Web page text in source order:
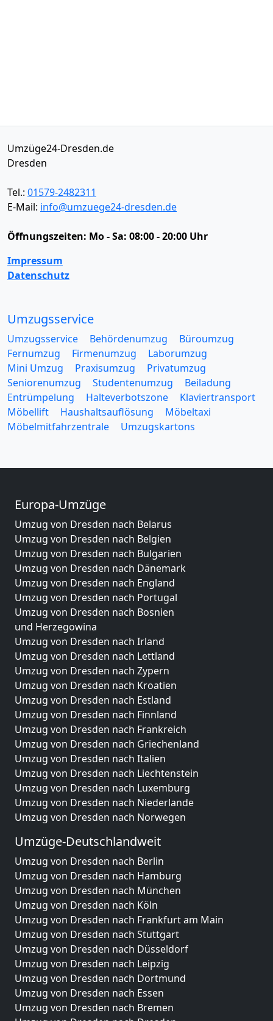
Umzüge24-Dresden.de
Dresden
Tel.: 01579-2482311
E-Mail: info@umzuege24-dresden.de
Öffnungszeiten: Mo - Sa: 08:00 - 20:00 Uhr
Impressum
Datenschutz
Umzugsservice
Umzugsservice Behördenumzug
Büroumzug
Fernumzug
Firmenumzug
Laborumzug
Mini Umzug
Praxisumzug
Privatumzug
Seniorenumzug
Studentenumzug
Beiladung
Entrümpelung
Halteverbotszone
Klaviertransport
Möbellift
Haushaltsauflösung
Möbeltaxi
Möbelmitfahrzentrale
Umzugskartons
Europa-Umzüge
Umzug von Dresden nach Belarus
Umzug von Dresden nach Belgien
Umzug von Dresden nach Bulgarien
Umzug von Dresden nach Dänemark
Umzug von Dresden nach England
Umzug von Dresden nach Portugal
Umzug von Dresden nach Bosnien
und Herzegowina
Umzug von Dresden nach Irland
Umzug von Dresden nach Lettland
Umzug von Dresden nach Zypern
Umzug von Dresden nach Kroatien
Umzug von Dresden nach Estland
Umzug von Dresden nach Finnland
Umzug von Dresden nach Frankreich
Umzug von Dresden nach Griechenland
Umzug von Dresden nach Italien
Umzug von Dresden nach Liechtenstein
Umzug von Dresden nach Luxemburg
Umzug von Dresden nach Niederlande
Umzug von Dresden nach Norwegen
Umzüge-Deutschlandweit
Umzug von Dresden nach Berlin
Umzug von Dresden nach Hamburg
Umzug von Dresden nach München
Umzug von Dresden nach Köln
Umzug von Dresden nach Frankfurt am Main
Umzug von Dresden nach Stuttgart
Umzug von Dresden nach Düsseldorf
Umzug von Dresden nach Leipzig
Umzug von Dresden nach Dortmund
Umzug von Dresden nach Essen
Umzug von Dresden nach Bremen